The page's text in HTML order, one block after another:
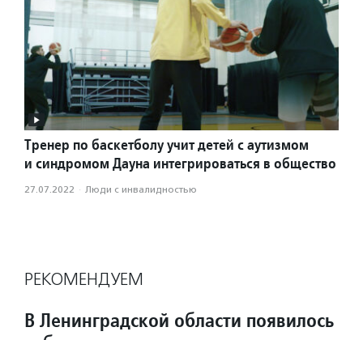
Тренер по баскетболу учит детей с аутизмом
и синдромом Дауна интегрироваться в общество
27.07.2022 · Люди с инвалидностью
РЕКОМЕНДУЕМ
В Ленинградской области появилось